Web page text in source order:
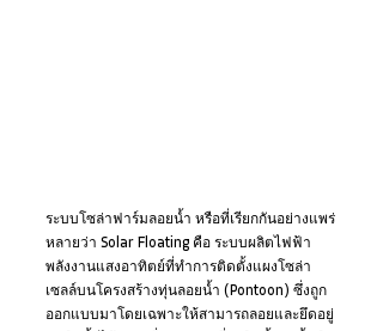
ระบบโซล่าฟาร์มลอยน้ำ หรือที่เรียกกันอย่างแพร่
หลายว่า Solar Floating คือ ระบบผลิตไฟฟ้า
พลังงานแสงอาทิตย์ที่ทำการติดตั้งแผงโซล่า
เซลล์บนโครงสร้างทุ่นลอยน้ำ (Pontoon) ซึ่งถูก
ออกแบบมาโดยเฉพาะให้สามารถลอยและยึดอยู่